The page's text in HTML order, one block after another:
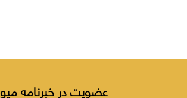
عضویت در خبرنامه میو